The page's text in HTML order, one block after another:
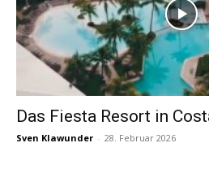
Das Fiesta Resort in
Sven Klawunder - 28. Februar 2026